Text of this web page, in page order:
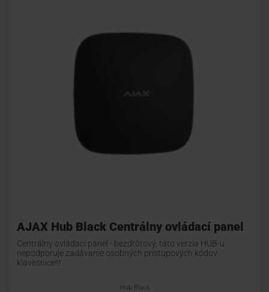
AJAX Hub Black Centrálny ovládací panel
Centrálny ovládací panel - bezdrôtový, táto verzia HUB-u
nepodporuje zadávanie osobných prístupových kódov
klávesnice!!!
Hub Black